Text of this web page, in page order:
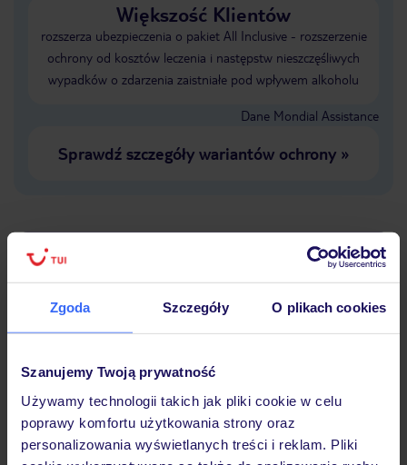
Zgoda Szczegóły O plikach cookies
Szanujemy Twoją prywatność
Używamy technologii takich jak pliki cookie w celu
poprawy komfortu użytkowania strony oraz
personalizowania wyświetlanych treści i reklam. Pliki
Większość Klientów
rozszerza ubezpieczenia o pakiet All Inclusive - rozszerzenie
ochrony od kosztów leczenia i następstw nieszczęśliwych
wypadków o zdarzenia zaistniałe pod wpływem alkoholu
Dane Mondial Assistance
Sprawdź szczegóły wariantów ochrony»
podróży w Polsce